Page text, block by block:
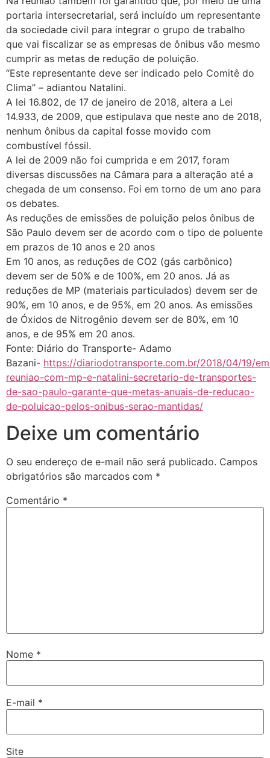
portaria intersecretarial, será incluído um representante
da sociedade civil para integrar o grupo de trabalho
que vai fiscalizar se as empresas de ônibus vão mesmo
cumprir as metas de redução de poluição.
“Este representante deve ser indicado pelo Comitê do
Clima” – adiantou Natalini.
A lei 16.802, de 17 de janeiro de 2018, altera a Lei
14.933, de 2009, que estipulava que neste ano de 2018,
nenhum ônibus da capital fosse movido com
combustível fóssil.
A lei de 2009 não foi cumprida e em 2017, foram
diversas discussões na Câmara para a alteração até a
chegada de um consenso. Foi em torno de um ano para
os debates.
As reduções de emissões de poluição pelos ônibus de
São Paulo devem ser de acordo com o tipo de poluente
em prazos de 10 anos e 20 anos
Em 10 anos, as reduções de CO2 (gás carbônico)
devem ser de 50% e de 100%, em 20 anos. Já as
reduções de MP (materiais particulados) devem ser de
90%, em 10 anos, e de 95%, em 20 anos. As emissões
de Óxidos de Nitrogênio devem ser de 80%, em 10
anos, e de 95% em 20 anos.
Fonte: Diário do Transporte- Adamo
Bazani- https://diariodotransporte.com.br/2018/04/19/
reuniao-com-mp-e-natalini-secretario-de-transportes-
de-sao-paulo-garante-que-metas-anuais-de-reducao-
de-poluicao-pelos-onibus-serao-mantidas/
Deixe um comentário
O seu endereço de e-mail não será publicado. Campos
obrigatórios são marcados com *
Comentário *
Nome *
E-mail *
Site